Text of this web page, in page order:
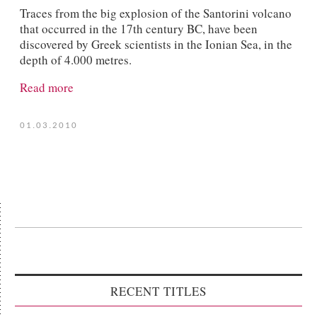
Traces from the big explosion of the Santorini volcano
that occurred in the 17th century BC, have been
discovered by Greek scientists in the Ionian Sea, in the
depth of 4.000 metres.
Read more
01.03.2010
RECENT TITLES